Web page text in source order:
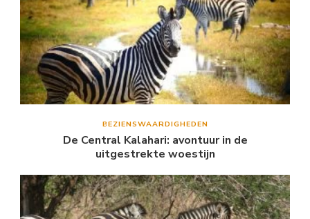
BEZIENSWAARDIGHEDEN
De Central Kalahari: avontuur in de
uitgestrekte woestijn